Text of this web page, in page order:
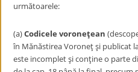
următoarele:
(a)Codicele voroneţean
în Mănăstirea Voroneţ şi publicat
este incomplet şi conţine o parte